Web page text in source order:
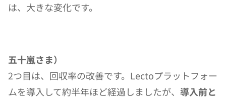
は、大きな変化です。
五十嵐さま）
2つ目は、回収率の改善です。Lectoプラットフォー
ムを導入して約半年ほど経過しましたが、 導入前と